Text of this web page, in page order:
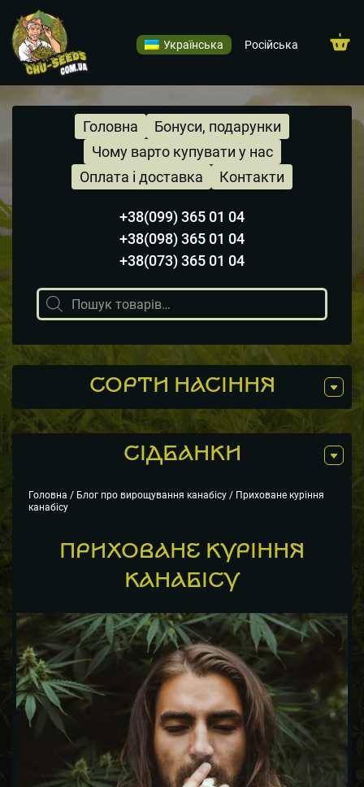
Українська Російська
Головна
Чому варто купувати у нас
Бонуси, подарунки
Оплата і доставка Контакти
+38(099) 365 01 04
+38(098) 365 01 04
+38(073) 365 01 04
Пошук
товарів
СОРТИ НАСІННЯ
СIДБАНКИ
Головна / Блог про вирощування канабісу / Приховане куріння
канабісу
ПРИХОВАНЕ КУРІННЯ
КАНАБІСУ